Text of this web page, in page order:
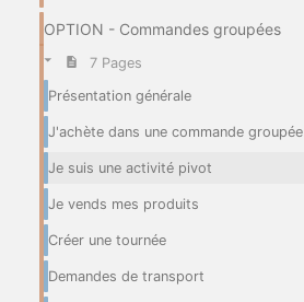
OPTION - Commandes groupées
7 Pages
Présentation générale
J'achète dans une commande groupée
Je suis une activité pivot
Je vends mes produits
Créer une tournée
Demandes de transport